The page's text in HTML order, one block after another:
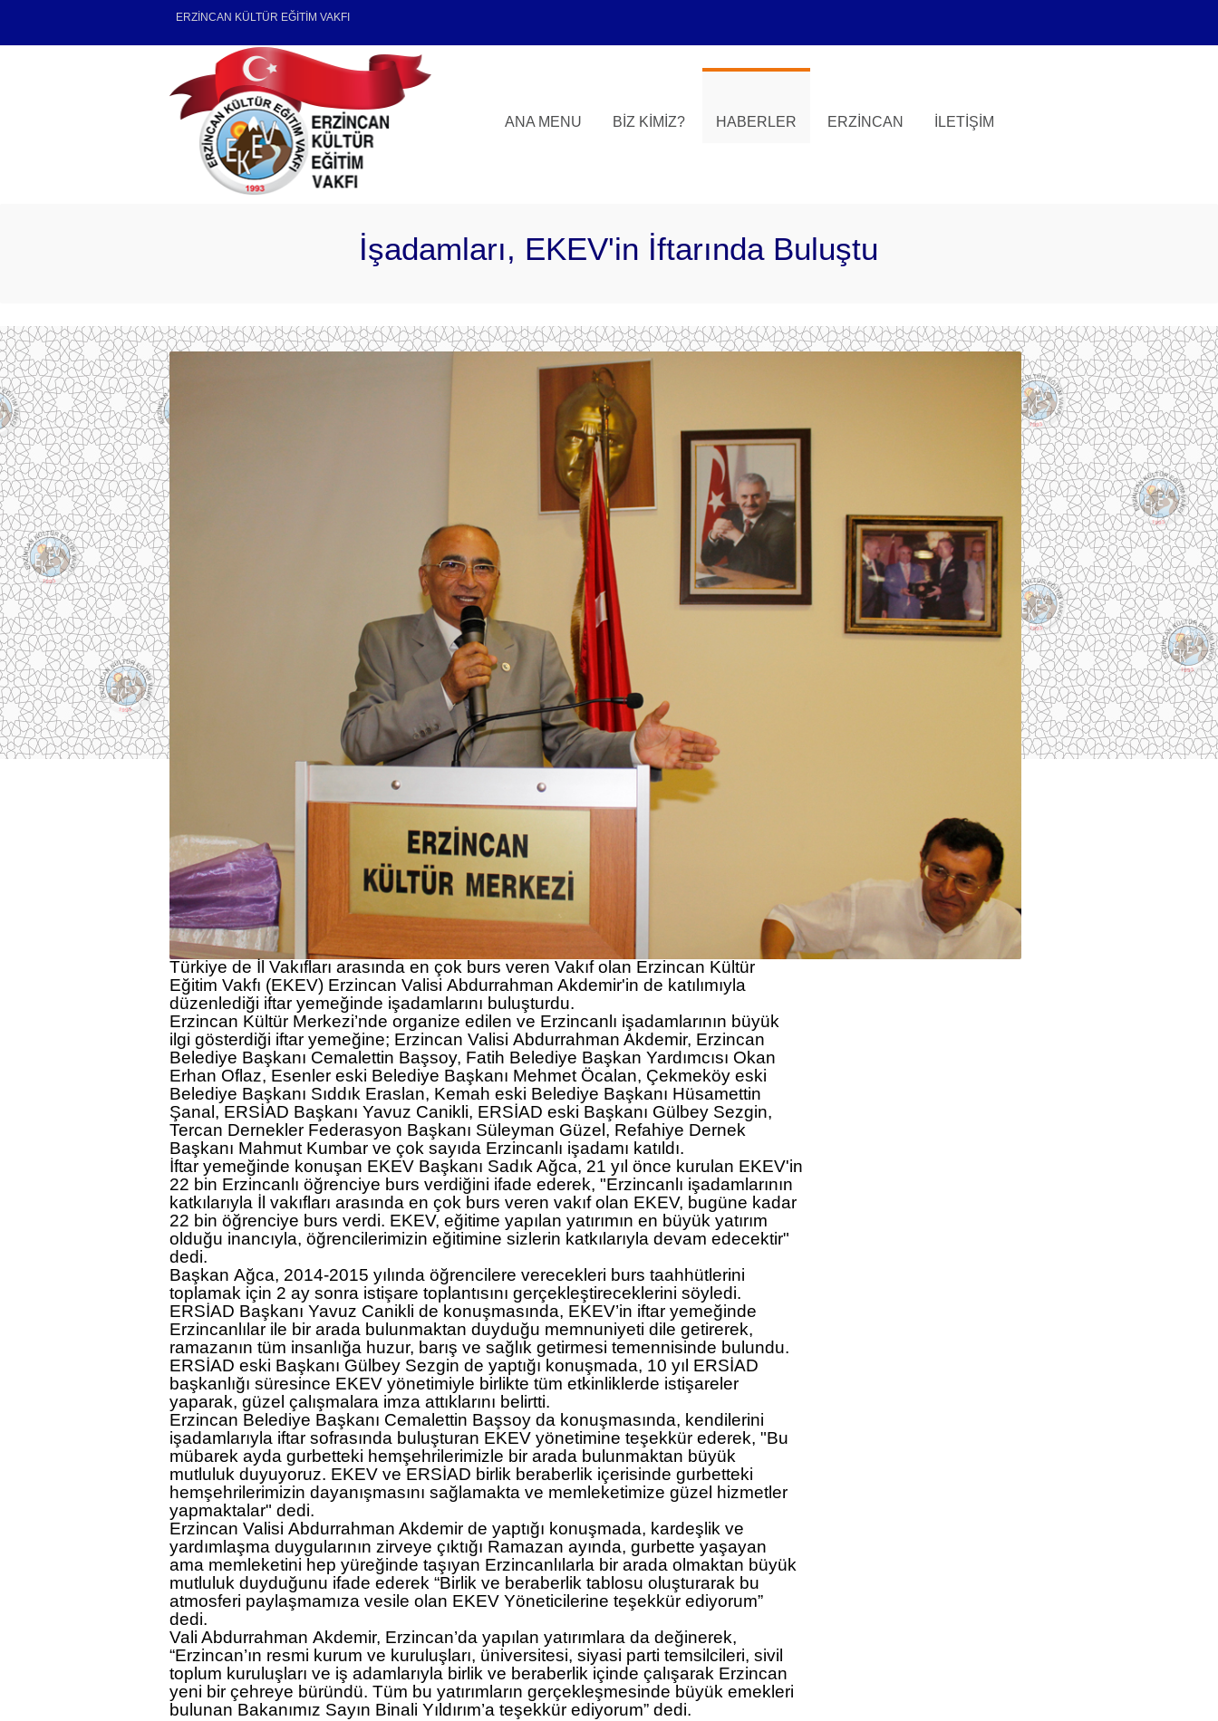
ERZİNCAN KÜLTÜR EĞİTİM VAKFI
ANA MENU BIZ KIMIZ? HABERLER ERZINCAN İLETIŞIM
İşadamları, EKEV'in İftarında Buluştu
Türkiye de İl Vakıfları arasında en çok burs veren Vakıf olan Erzincan Kültür
Eğitim Vakfı (EKEV) Erzincan Valisi Abdurrahman Akdemir'in de katılımıyla
düzenlediği iftar yemeğinde işadamlarını buluşturdu.
Erzincan Kültür Merkezi’nde organize edilen ve Erzincanlı işadamlarının büyük
ilgi gösterdiği iftar yemeğine; Erzincan Valisi Abdurrahman Akdemir, Erzincan
Belediye Başkanı Cemalettin Başsoy, Fatih Belediye Başkan Yardımcısı Okan
Erhan Oflaz, Esenler eski Belediye Başkanı Mehmet Öcalan, Çekmeköy eski
Belediye Başkanı Sıddık Eraslan, Kemah eski Belediye Başkanı Hüsamettin
Şanal , ERSİAD Başkanı Yavuz Canikli, ERSİAD eski Başkanı Gülbey Sezgin,
Tercan Dernekler Federasyon Başkanı Süleyman Güzel , Refahiye Dernek
Başkanı Mahmut Kumbar ve çok sayıda Erzincanlı işadamı katıldı.
İftar yemeğinde konuşan EKEV Başkanı Sadık Ağca, 21 yıl önce kurulan EKEV'in
22 bin Erzincanlı öğrenciye burs verdiğini ifade ederek, "Erzincanlı işadamlarının
katkılarıyla İl vakıfları arasında en çok burs veren vakıf olan EKEV, bugüne kadar
22 bin öğrenciye burs verdi. EKEV, eğitime yapılan yatırımın en büyük yatırım
olduğu inancıyla, öğrencilerimizin eğitimine sizlerin katkılarıyla devam edecektir"
dedi.
Başkan Ağca, 2014-2015 yılında öğrencilere verecekleri burs taahhütlerini
toplamak için 2 ay sonra istişare toplantısını gerçekleştireceklerini söyledi.
ERSİAD Başkanı Yavuz Canikli de konuşmasında, EKEV’in iftar yemeğinde
Erzincanlılar ile bir arada bulunmaktan duyduğu memnuniyeti dile getirerek,
ramazanın tüm insanlığa huzur, barış ve sağlık getirmesi temennisinde bulundu.
ERSİAD eski Başkanı Gülbey Sezgin de yaptığı konuşmada, 10 yıl ERSİAD
başkanlığı süresince EKEV yönetimiyle birlikte tüm etkinliklerde istişareler
yaparak, güzel çalışmalara imza attıklarını belirtti.
Erzincan Belediye Başkanı Cemalettin Başsoy da konuşmasında, kendilerini
işadamlarıyla iftar sofrasında buluşturan EKEV yönetimine teşekkür ederek, "Bu
mübarek ayda gurbetteki hemşehrilerimizle bir arada bulunmaktan büyük
mutluluk duyuyoruz. EKEV ve ERSİAD birlik beraberlik içerisinde gurbetteki
hemşehrilerimizin dayanışmasını sağlamakta ve memleketimize güzel hizmetler
yapmaktalar" dedi.
Erzincan Valisi Abdurrahman Akdemir de yaptığı konuşmada, kardeşlik ve
yardımlaşma duygularının zirveye çıktığı Ramazan ayında, gurbette yaşayan
ama memleketini hep yüreğinde taşıyan Erzincanlılarla bir arada olmaktan büyük
mutluluk duyduğunu ifade ederek “Birlik ve beraberlik tablosu oluşturarak bu
atmosferi paylaşmamıza vesile olan EKEV Yöneticilerine teşekkür ediyorum”
dedi.
Vali Abdurrahman Akdemir, Erzincan’da yapılan yatırımlara da değinerek,
“Erzincan’ın resmi kurum ve kuruluşları, üniversitesi, siyasi parti temsilcileri, sivil
toplum kuruluşları ve iş adamlarıyla birlik ve beraberlik içinde çalışarak Erzincan
yeni bir çehreye büründü. Tüm bu yatırımların gerçekleşmesinde büyük emekleri
bulunan Bakanımız Sayın Binali Yıldırım’a teşekkür ediyorum” dedi.